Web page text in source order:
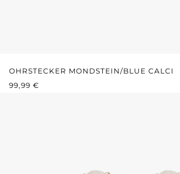
OHRSTECKER MONDSTEIN/BLUE CALCI
REGULÄRER PREIS:
99,99 €